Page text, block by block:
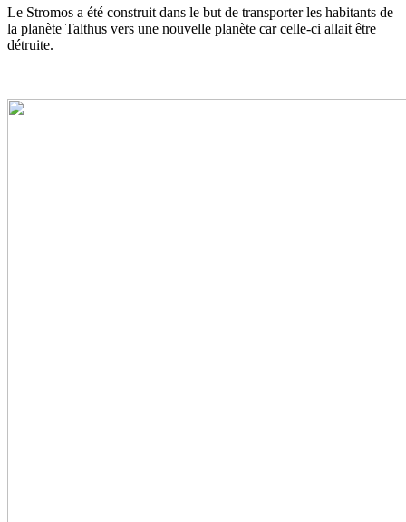
Le Stromos a été construit dans le but de transporter les habitants de
la planète Talthus vers une nouvelle planète car celle-ci allait être
détruite.